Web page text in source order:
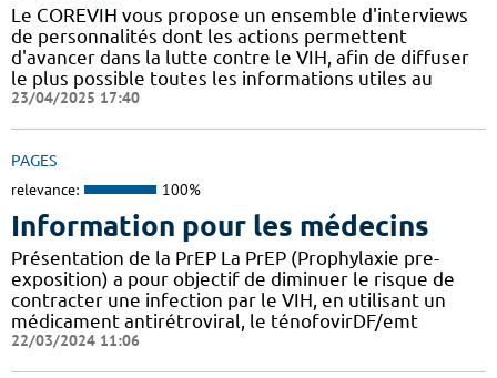
Le COREVIH vous propose un ensemble d'interviews
de personnalités dont les actions permettent
d'avancer dans la lutte contre le VIH, afin de diffuser
le plus possible toutes les informations utiles au
23/04/2025 17:40
PAGES
relevance: 100%
Information pour les médecins
Présentation de la PrEP La PrEP (Prophylaxie pre-
exposition) a pour objectif de diminuer le risque de
contracter une infection par le VIH, en utilisant un
médicament antirétroviral, le ténofovirDF/emt
22/03/2024 11:06